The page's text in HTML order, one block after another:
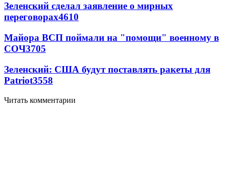
Зеленский сделал заявление о мирных
переговорах4610
Майора ВСП поймали на "помощи" военному в
СОЧ3705
Зеленский: США будут поставлять ракеты для
Patriot3558
Читать комментарии